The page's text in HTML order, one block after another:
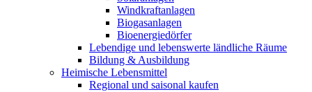
Windkraftanlagen
Biogasanlagen
Bioenergiedörfer
Lebendige und lebenswerte ländliche Räume
Bildung & Ausbildung
Heimische Lebensmittel
Regional und saisonal kaufen